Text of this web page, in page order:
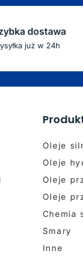
dostawa
już w 24h
Oleje
Oleje
Oleje
Oleje
Chemia
Smary
Inne